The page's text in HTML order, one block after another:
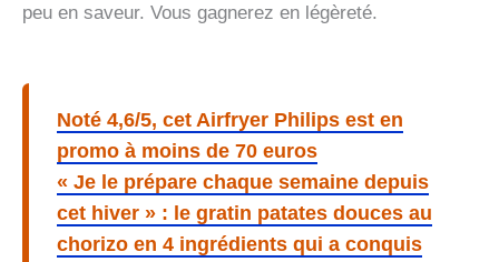
peu en saveur. Vous gagnerez en légèreté.
Noté 4,6/5, cet Airfryer Philips est en
promo à moins de 70 euros
« Je le prépare chaque semaine depuis
cet hiver » : le gratin patates douces au
chorizo en 4 ingrédients qui a conquis